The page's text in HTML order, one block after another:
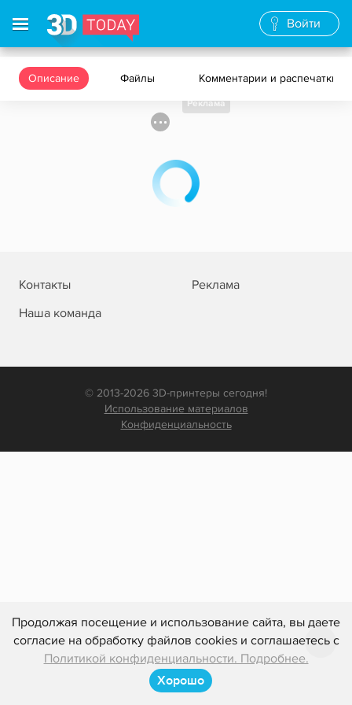
Продолжая посещение и использование сайта, вы даете
согласие на обработку файлов cookies и соглашаетесь с
Политикой конфиденциальности. Подробнее.
Хорошо
Войти
Описание Файлы Комментарии и распечатки
Реклама
Контакты
Реклама
Наша команда
© 2013-2026 3D-принтеры сегодня!
Использование материалов
Конфиденциальность